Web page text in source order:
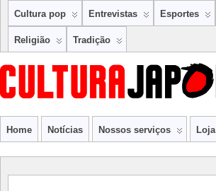
Cultura pop Entrevistas Esportes
Religião Tradição
Home Notícias Nossos serviços Loja